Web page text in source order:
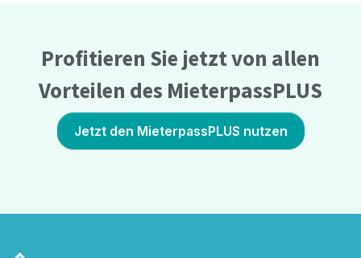
Profitieren Sie jetzt von allen
Vorteilen des MieterpassPLUS
Jetzt den MieterpassPLUS nutzen